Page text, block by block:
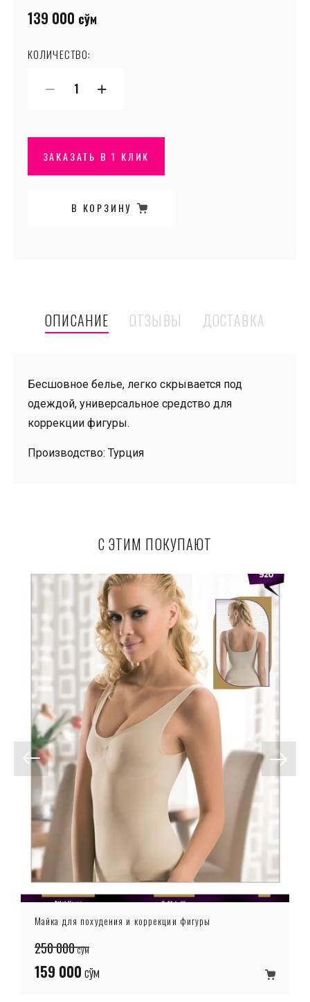
139 000 сўм
КОЛИЧЕСТВО:
− +
ЗАКАЗАТЬ В 1 КЛИК
В КОРЗИНУ
ОПИСАНИЕ ОТЗЫВЫ ДОСТАВКА
Бесшовное белье, легко скрывается под
одеждой, универсальное средство для
коррекции фигуры.
Производство: Турция
С ЭТИМ ПОКУПАЮТ
Майка для похудения и коррекции фигуры
250 000сўм
159 000сўм